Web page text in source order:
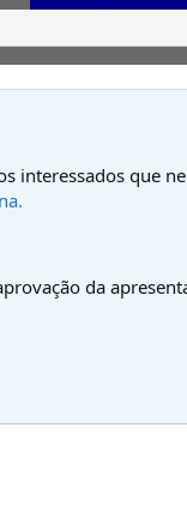
interessados que
da